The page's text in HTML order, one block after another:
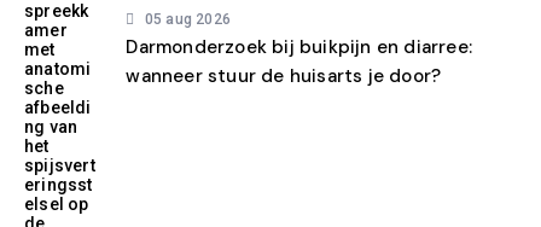
05 aug 2026
Darmonderzoek bij buikpijn en diarree:
wanneer stuur de huisarts je door?